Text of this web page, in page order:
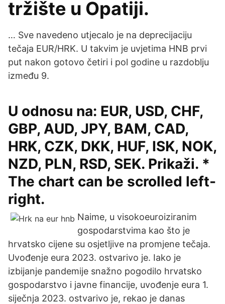
tržište u Opatiji.
… Sve navedeno utjecalo je na deprecijaciju
tečaja EUR/HRK. U takvim je uvjetima HNB prvi
put nakon gotovo četiri i pol godine u razdoblju
između 9.
U odnosu na: EUR, USD, CHF,
GBP, AUD, JPY, BAM, CAD,
HRK, CZK, DKK, HUF, ISK, NOK,
NZD, PLN, RSD, SEK. Prikaži. *
The chart can be scrolled left-
right.
Naime, u visokoeuroiziranim
gospodarstvima kao što je
hrvatsko cijene su osjetljive na promjene tečaja.
Uvođenje eura 2023. ostvarivo je. Iako je
izbijanje pandemije snažno pogodilo hrvatsko
gospodarstvo i javne financije, uvođenje eura 1.
siječnja 2023. ostvarivo je, rekao je danas